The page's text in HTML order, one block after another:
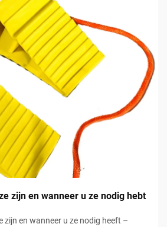
zijn en wanneer u ze nodig hebt
zijn en wanneer u ze nodig heeft –